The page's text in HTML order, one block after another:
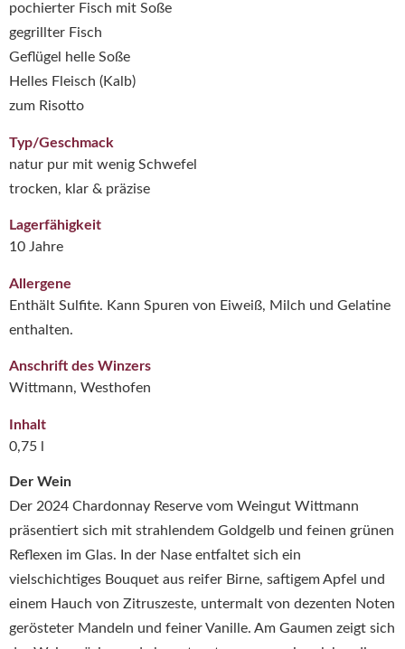
Der Wein
Der 2024 Chardonnay Reserve vom Weingut Wittmann
präsentiert sich mit strahlendem Goldgelb und feinen grünen
Reflexen im Glas. In der Nase entfaltet sich ein
vielschichtiges Bouquet aus reifer Birne, saftigem Apfel und
einem Hauch von Zitruszeste, untermalt von dezenten Noten
gerösteter Mandeln und feiner Vanille. Am Gaumen zeigt sich
pochierter Fisch mit Soße
gegrillter Fisch
Geflügel helle Soße
Helles Fleisch (Kalb)
zum Risotto
Typ/Geschmack
natur pur mit wenig Schwefel
trocken, klar & präzise
Lagerfähigkeit
10 Jahre
Allergene
Enthält Sulfite. Kann Spuren von Eiweiß, Milch und Gelatine
enthalten.
Anschrift des Winzers
Wittmann, Westhofen
Inhalt
0,75 l